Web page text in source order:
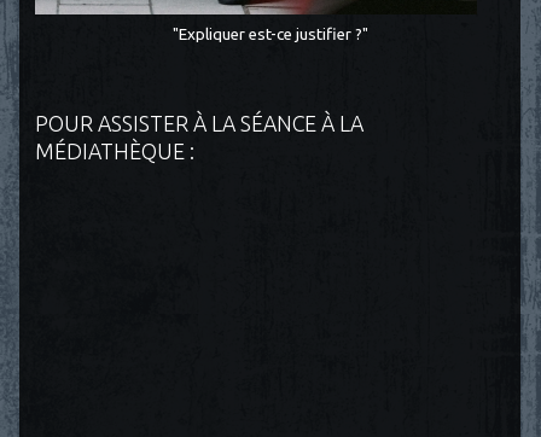
"Expliquer est-ce justifier ?"
POUR ASSISTER À LA SÉANCE À LA
MÉDIATHÈQUE :